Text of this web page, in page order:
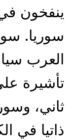
ينفخون
سوريا.
العرب
تأشيرة
ثاني،
ذاتيا في